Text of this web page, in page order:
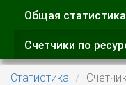
Главные
Общая статистика
Счетчики по
Статистика